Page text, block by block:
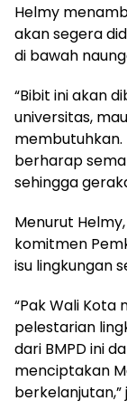
Helmy
akan segera
di bawah
“Bibit ini akan
universitas,
membutuhkan.
berharap
sehingga
Menurut
komitmen
isu lingkungan
“Pak Wali
pelestarian
dari BMPD ini
menciptakan
berkelanjutan,”